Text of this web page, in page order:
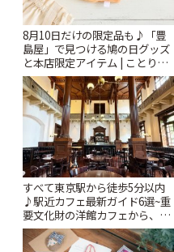
8月10日だけの限定品も♪「豊
島屋」で見つける鳩の日グッズ
と本店限定アイテム | ことりっ
ぷ
すべて東京駅から徒歩5分以内
♪駅近カフェ最新ガイド6選~重
要文化財の洋館カフェから、改
札すぐのレトロ喫茶まで~ | こと
りっぷ